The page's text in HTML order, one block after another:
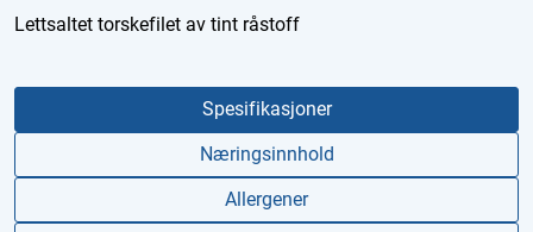
Lettsaltet torskefilet av tint råstoff
Spesifikasjoner
Næringsinnhold
Allergener